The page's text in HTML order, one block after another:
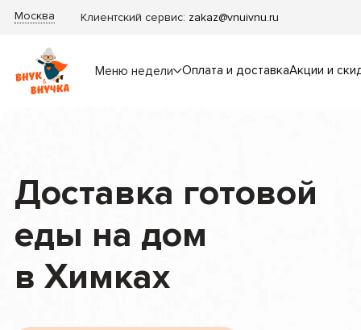
Москва Клиентский сервис: zakaz@vnuivnu.ru
Меню недели Оплата и доставкаАкции и
Доставка готовой
еды на дом
в Химках